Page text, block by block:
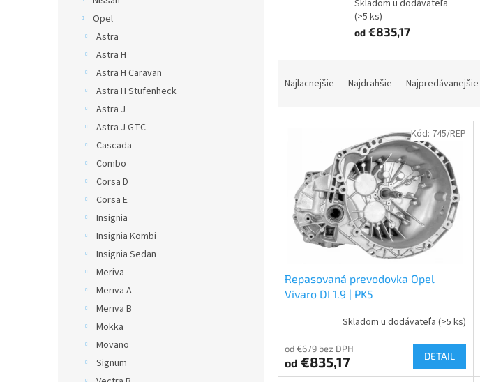
Opel
Astra
Astra H
Astra H Caravan
Astra H Stufenheck
Astra J
Astra J GTC
Cascada
Combo
Corsa D
Corsa E
Insignia
Insignia Kombi
Insignia Sedan
Meriva
Meriva A
Meriva B
Mokka
Movano
Signum
Skladom u dodávateľa
(>5 ks)
od €835,17
Najlacnejšie Najdrahšie Najpredávanejšie
Repasovaná prevodovka Opel
Vivaro DI 1.9 | PK5
Skladom u dodávateľa (>5 ks)
od €679 bez DPH
od €835,17 DETAIL
Kód: 745/REP